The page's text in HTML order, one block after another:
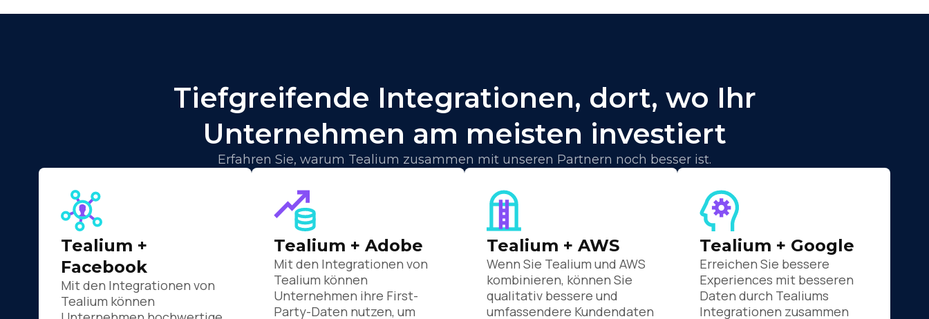
Tiefgreifende Integrationen, dort, wo Ihr
Unternehmen am meisten investiert
Erfahren Sie, warum Tealium zusammen mit unseren Partnern noch besser ist.
Tealium +
Facebook
Mit den Integrationen von
Tealium können
Tealium + Adobe
Mit den Integrationen von
Tealium können
Unternehmen ihre First-
Party-Daten nutzen, um
Tealium + AWS
Wenn Sie Tealium und AWS
kombinieren, können Sie
qualitativ bessere und
umfassendere Kundendaten
Tealium + Google
Erreichen Sie bessere
Experiences mit besseren
Daten durch Tealiums
Integrationen zusammen